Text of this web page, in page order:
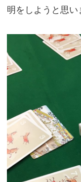
明をしようと思い